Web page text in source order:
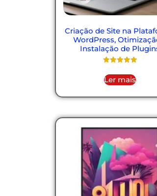
Criação de Site na
WordPress,
Instalação de
5.00
de 5
Ler mais